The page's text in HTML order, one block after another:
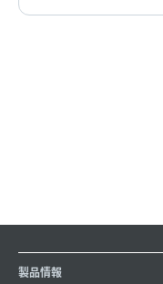
製品情報